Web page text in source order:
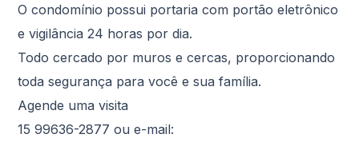
O condomínio possui portaria com portão eletrônico
e vigilância 24 horas por dia.
Todo cercado por muros e cercas, proporcionando
toda segurança para você e sua família.
Agende uma visita
15 99636-2877 ou e-mail: